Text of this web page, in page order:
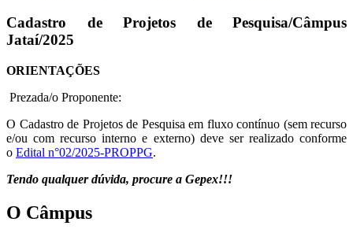
Cadastro de Projetos de Pesquisa/Câmpus
Jataí/2025
ORIENTAÇÕES
Prezada/o Proponente:
O Cadastro de Projetos de Pesquisa em fluxo contínuo (sem recurso
e/ou com recurso interno e externo) deve ser realizado conforme
o Edital n°02/2025-PROPPG.
Tendo qualquer dúvida, procure a Gepex!!!
O Câmpus